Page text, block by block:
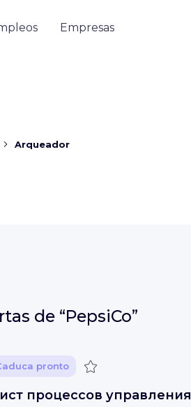
Empresas
Arqueador
de“PepsiCo”
pronto Guardar
процессов управления